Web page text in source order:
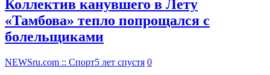
Коллектив канувшего в Лету
«Тамбова» тепло попрощался с
болельщиками
NEWSru.com :: Спорт5 лет спустя 0